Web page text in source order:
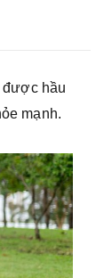
được hầu
mạnh.